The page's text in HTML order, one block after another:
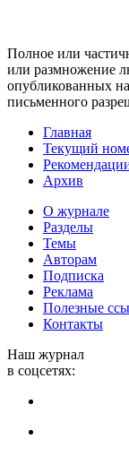
Полное или
или размножение
опубликованных на
письменного
Главная
Текущий
Архив
О журнале
Разделы
Темы
Авторам
Подписка
Реклама
Полезные
Контакты
Наш журнал
в соцсетях: